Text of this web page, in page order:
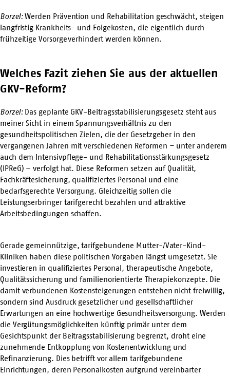
Borzel:Werden Prävention und Rehabilitation geschwächt, steigen
langfristig Krankheits- und Folgekosten, die eigentlich durch
frühzeitige Vorsorge verhindert werden können.
Welches Fazit ziehen Sie aus der aktuellen
GKV-Reform?
Borzel: Das geplante GKV-Beitragsstabilisierungsgesetz steht aus
meiner Sicht in einem Spannungsverhältnis zu den
gesundheitspolitischen Zielen, die der Gesetzgeber in den
vergangenen Jahren mit verschiedenen Reformen – unter anderem
auch dem Intensivpflege- und Rehabilitationsstärkungsgesetz
(IPReG) – verfolgt hat. Diese Reformen setzen auf Qualität,
Fachkräftesicherung, qualifiziertes Personal und eine
bedarfsgerechte Versorgung. Gleichzeitig sollen die
Leistungserbringer tarifgerecht bezahlen und attraktive
Arbeitsbedingungen schaffen.
Gerade gemeinnützige, tarifgebundene Mutter-/Vater-Kind-
Kliniken haben diese politischen Vorgaben längst umgesetzt. Sie
investieren in qualifiziertes Personal, therapeutische Angebote,
Qualitätssicherung und familienorientierte Therapiekonzepte. Die
damit verbundenen Kostensteigerungen entstehen nicht freiwillig,
sondern sind Ausdruck gesetzlicher und gesellschaftlicher
Erwartungen an eine hochwertige Gesundheitsversorgung. Werden
die Vergütungsmöglichkeiten künftig primär unter dem
Gesichtspunkt der Beitragsstabilisierung begrenzt, droht eine
zunehmende Entkopplung von Kostenentwicklung und
Refinanzierung. Dies betrifft vor allem tarifgebundene
Einrichtungen, deren Personalkosten aufgrund vereinbarter